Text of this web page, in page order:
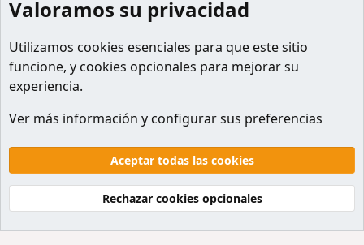
Miembros
Default style
Español
Términos y reglas
Politicas de privacidad
Ayuda
Inicio
R
S
S
Community platform by XenForo® © 2010-2026 XenForo Ltd.
Valoramos su privacidad
Utilizamos cookies esenciales para que este sitio
funcione, y cookies opcionales para mejorar su
experiencia.
Ver más información y configurar sus preferencias
Aceptar todas las cookies
Rechazar cookies opcionales